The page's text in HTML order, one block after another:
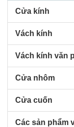
Cửa kính
Vách kính
Vách kính văn
Cửa nhôm
Cửa cuốn
Các sản phẩm